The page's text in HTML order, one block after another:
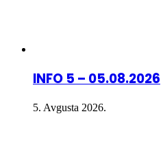
INFO 5 – 05.08.2026
5. Avgusta 2026.